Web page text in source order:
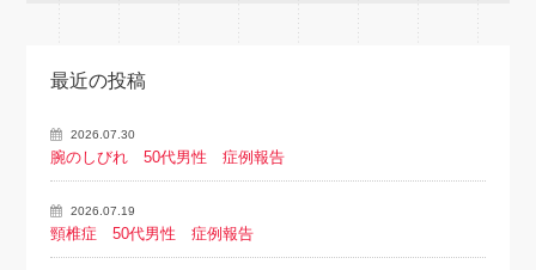
最近の投稿
2026.07.30
腕のしびれ 50代男性 症例報告
2026.07.19
頸椎症 50代男性 症例報告